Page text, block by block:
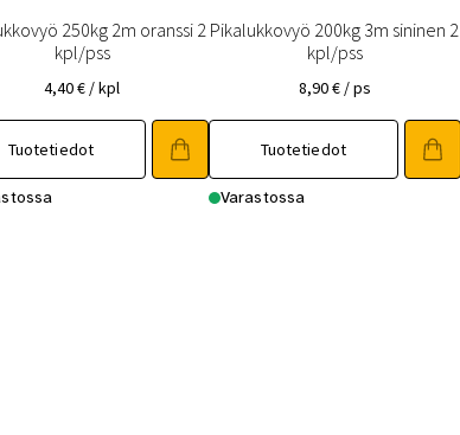
250kg 2m oranssi 2
kpl/pss
4,40€ / kpl
Tuotetiedot
Pikalukkovyö 200kg 3m sininen 2
kpl/pss
8,90€ / ps
Tuotetiedot
Varastossa